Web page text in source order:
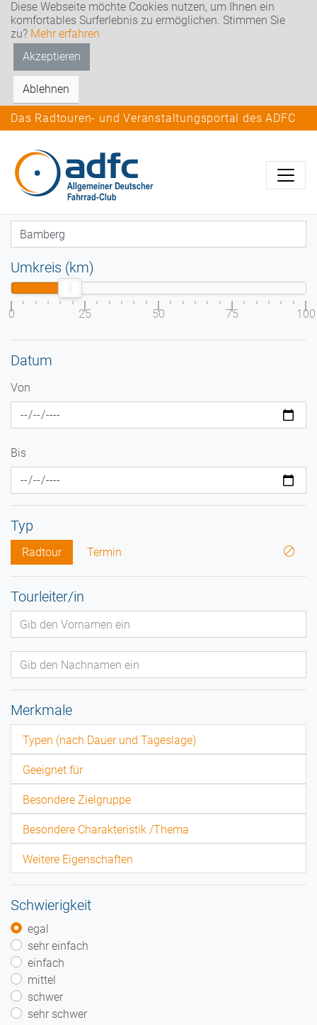
Diese Webseite möchte Cookies nutzen, um Ihnen ein
komfortables Surferlebnis zu ermöglichen. Stimmen Sie
zu? Mehr erfahren
Akzeptieren
Ablehnen
Das Radtouren- und Veranstaltungsportal des ADFC
Umkreis (km)
0 25 50 75 100
Datum
Von
Bis
Typ
Radtour Termin
Tourleiter/in
Merkmale
Typen (nach Dauer und Tageslage)
Geeignet für
Besondere Zielgruppe
Besondere Charakteristik /Thema
Weitere Eigenschaften
Schwierigkeit
egal
sehr einfach
einfach
mittel
schwer
sehr schwer